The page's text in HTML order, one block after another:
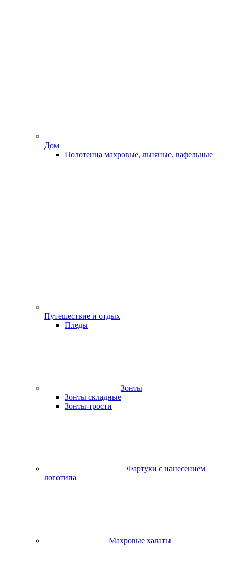
Дом
Полотенца махровые, льняные, вафельные
Путешествие и отдых
Пледы
Зонты
Зонты складные
Зонты-трости
Фартуки с нанесением
логотипа
Махровые халаты